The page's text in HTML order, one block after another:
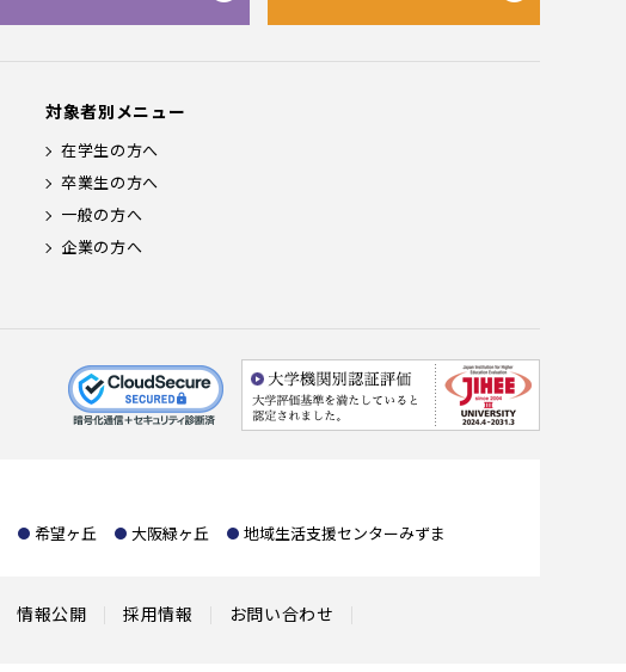
対象者別メニュー
在学生の方へ
卒業生の方へ
一般の方へ
企業の方へ
希望ヶ丘 大阪緑ヶ丘 地域生活支援センターみずま
情報公開 採用情報 お問い合わせ